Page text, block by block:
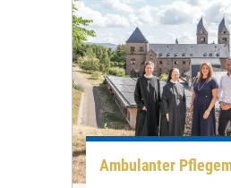
Ambulanter